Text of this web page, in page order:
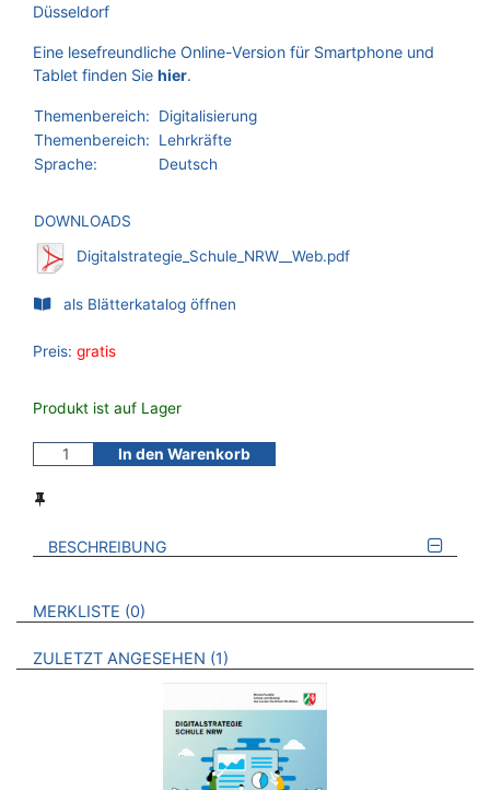
Düsseldorf
Eine lesefreundliche Online-Version für Smartphone und
Tablet finden Sie hier.
Themenbereich:
Digitalisierung
Themenbereich:
Lehrkräfte
Sprache:
Deutsch
DOWNLOADS
Digitalstrategie_Schule_NRW__Web.pdf
als Blätterkatalog öffnen
Preis: gratis
Produkt ist auf Lager
In den Warenkorb
BESCHREIBUNG
VERWEISE AUF VERMERKTE- ODER ZULETZT ANGESEHENE
MERKLISTE 0 BROSCHÜREN
ZULETZT ANGESEHEN 1 BROSCHÜREN